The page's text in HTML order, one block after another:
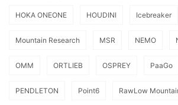
HOKA ONEONE HOUDINI Icebreaker
Mountain Research MSR NEMO
OMM ORTLIEB OSPREY PaaGo
PENDLETON Point6 RawLow